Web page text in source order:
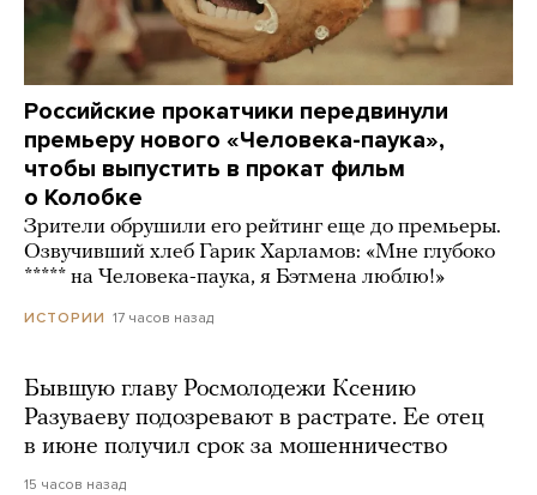
Российские прокатчики передвинули
премьеру нового «Человека-паука»,
чтобы выпустить в прокат фильм
о Колобке
Зрители обрушили его рейтинг еще до премьеры.
Озвучивший хлеб Гарик Харламов: «Мне глубоко
***** на Человека-паука, я Бэтмена люблю!»
ИСТОРИИ 17 часов назад
Бывшую главу Росмолодежи Ксению
Разуваеву подозревают в растрате. Ее отец
в июне получил срок за мошенничество
15 часов назад